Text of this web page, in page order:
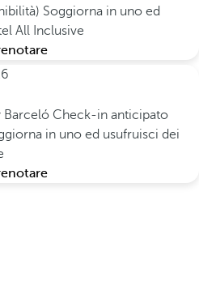
Soggiorna in uno ed
All Inclusive
Barceló Check-in anticipato
in uno ed usufruisci dei